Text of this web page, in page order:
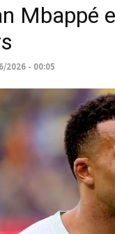
Mbappé
2026 - 00:05